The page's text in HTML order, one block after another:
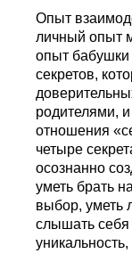
Опыт
личный опыт
опыт бабушки
секретов,
родителями,
отношения
четыре
осознанно
уметь брать
выбор, уметь
слышать себя